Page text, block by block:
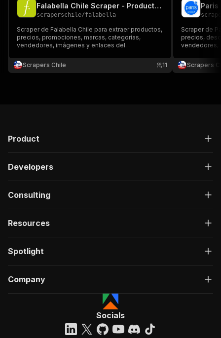
Falabella Chile Scraper - Productos y Precios
scraperschile/falabella
Scraper de Falabella Chile para extraer productos,
precios, promociones, marcas, categorías,
vendedores, imágenes y enlaces del
o API para comparar retail, vigilar ofertas y analizar
ecommerce.
Scrapers Chile 11
Scraper de
precios,
vendedores,
comparar
retail.
Scrapers
Product
Developers
Consulting
Resources
Spotlight
Company
Socials